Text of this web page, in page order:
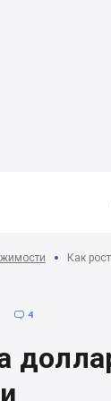
Как
 4